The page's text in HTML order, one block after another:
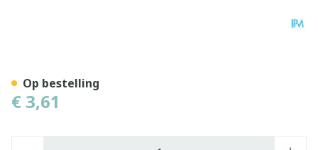
€ 3,61
Op bestelling